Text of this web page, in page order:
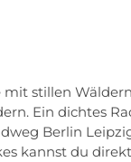
stillen
Ein dichtes
Berlin
kannst du